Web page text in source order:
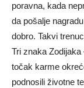
poravna, kada
da pošalje
dobro. Takvi
Tri znaka Zodijaka
točak karme
podnosili životne